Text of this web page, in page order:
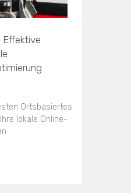
Effektive
Ortsbasiertes
lokale Online-